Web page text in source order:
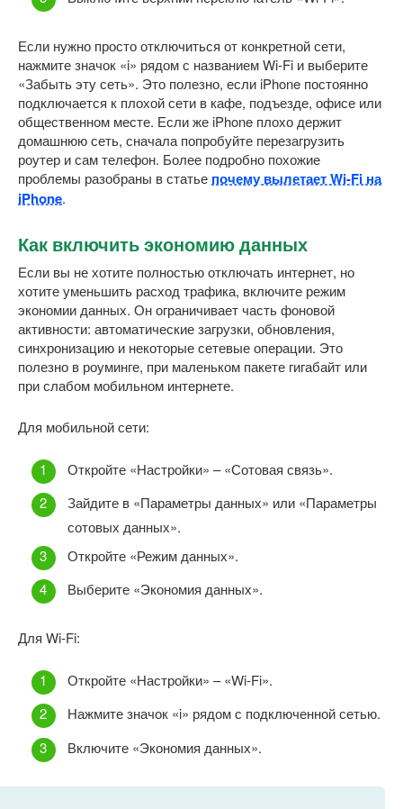
Если нужно просто отключиться от конкретной сети,
нажмите значок «i» рядом с названием Wi-Fi и выберите
«Забыть эту сеть». Это полезно, если iPhone постоянно
подключается к плохой сети в кафе, подъезде, офисе или
общественном месте. Если же iPhone плохо держит
домашнюю сеть, сначала попробуйте перезагрузить
роутер и сам телефон. Более подробно похожие
проблемы разобраны в статье почему вылетает Wi-Fi на
iPhone.
Как включить экономию данных
Если вы не хотите полностью отключать интернет, но
хотите уменьшить расход трафика, включите режим
экономии данных. Он ограничивает часть фоновой
активности: автоматические загрузки, обновления,
синхронизацию и некоторые сетевые операции. Это
полезно в роуминге, при маленьком пакете гигабайт или
при слабом мобильном интернете.
Для мобильной сети:
Откройте «Настройки» – «Сотовая связь».
Зайдите в «Параметры данных» или «Параметры
сотовых данных».
Откройте «Режим данных».
Выберите «Экономия данных».
Для Wi-Fi:
Откройте «Настройки» – «Wi-Fi».
Нажмите значок «i» рядом с подключенной сетью.
Включите «Экономия данных».